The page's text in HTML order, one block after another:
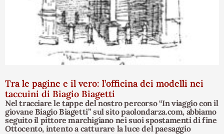
Tra le pagine e il vero: l’officina dei modelli nei
taccuini di Biagio Biagetti
Nel tracciare le tappe del nostro percorso “In viaggio con il
giovane Biagio Biagetti” sul sito paolondarza.com, abbiamo
seguito il pittore marchigiano nei suoi spostamenti di fine
Ottocento, intento a catturare la luce del paesaggio